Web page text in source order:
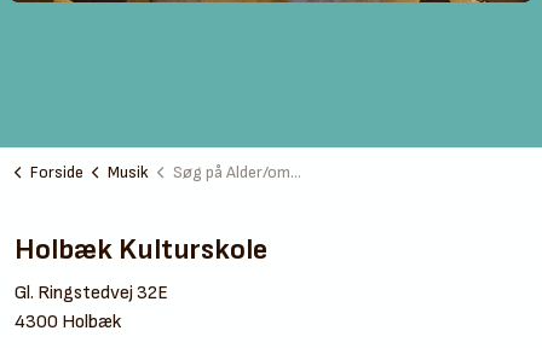
Forside Musik Søg på Alder/område
Holbæk Kulturskole
Gl. Ringstedvej 32E
4300 Holbæk